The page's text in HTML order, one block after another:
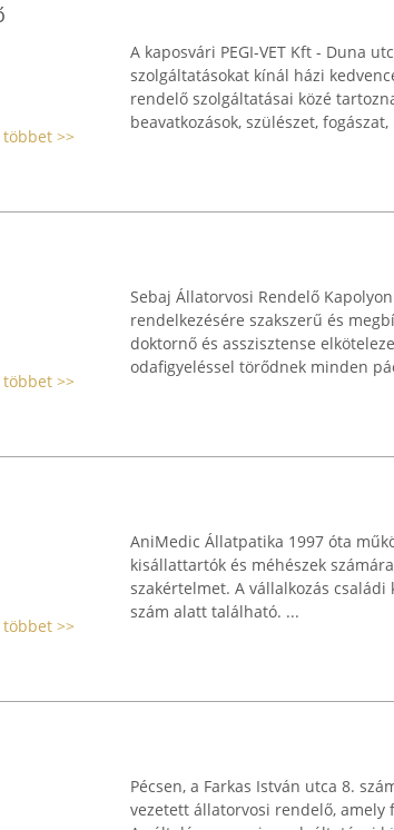
>>
A kaposvári PEGI-VET Kft - Duna
szolgáltatásokat kínál házi
rendelő szolgáltatásai közé
beavatkozások, szülészet, fogászat,
>>
Sebaj Állatorvosi Rendelő
rendelkezésére szakszerű és
doktornő és asszisztense
odafigyeléssel törődnek minden
>>
AniMedic Állatpatika 1997 óta
kisállattartók és méhészek
szakértelmet. A vállalkozás
szám alatt található. ...
Pécsen, a Farkas István utca 8.
vezetett állatorvosi rendelő,